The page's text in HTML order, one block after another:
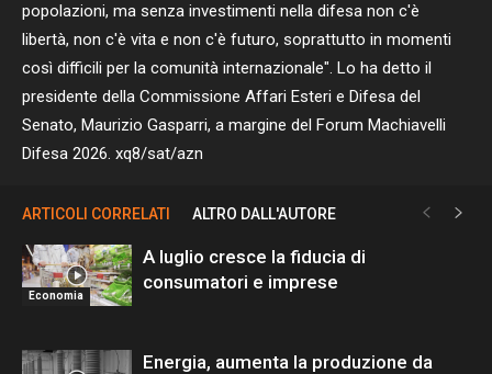
popolazioni, ma senza investimenti nella difesa non c'è
libertà, non c'è vita e non c'è futuro, soprattutto in momenti
così difficili per la comunità internazionale". Lo ha detto il
presidente della Commissione Affari Esteri e Difesa del
Senato, Maurizio Gasparri, a margine del Forum Machiavelli
Difesa 2026. xq8/sat/azn
ARTICOLI CORRELATI ALTRO DALL'AUTORE
Economia
A luglio cresce la fiducia di
consumatori e imprese
Energia, aumenta la produzione da